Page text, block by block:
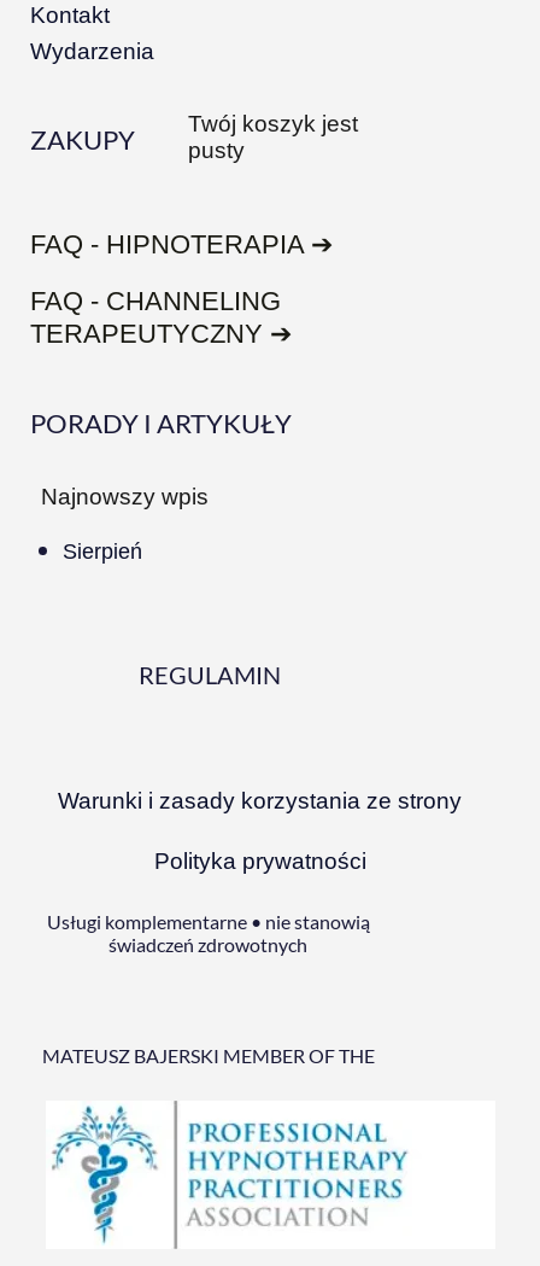
Kontakt
Wydarzenia
ZAKUPY
Twój koszyk jest
pusty
FAQ - HIPNOTERAPIA ➔
FAQ - CHANNELING
TERAPEUTYCZNY ➔
PORADY I ARTYKUŁY
Najnowszy wpis
Sierpień
REGULAMIN
Warunki i zasady korzystania ze strony
Polityka prywatności
Usługi komplementarne • nie stanowią
świadczeń zdrowotnych
MATEUSZ BAJERSKI MEMBER OF THE